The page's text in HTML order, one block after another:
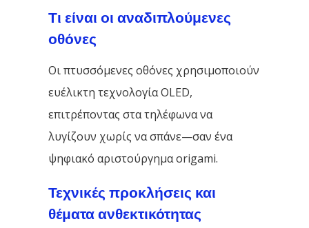
Τι είναι οι αναδιπλούμενες
οθόνες
Οι πτυσσόμενες οθόνες χρησιμοποιούν
ευέλικτη τεχνολογία OLED,
επιτρέποντας στα τηλέφωνα να
λυγίζουν χωρίς να σπάνε—σαν ένα
ψηφιακό αριστούργημα origami.
Τεχνικές προκλήσεις και
θέματα ανθεκτικότητας